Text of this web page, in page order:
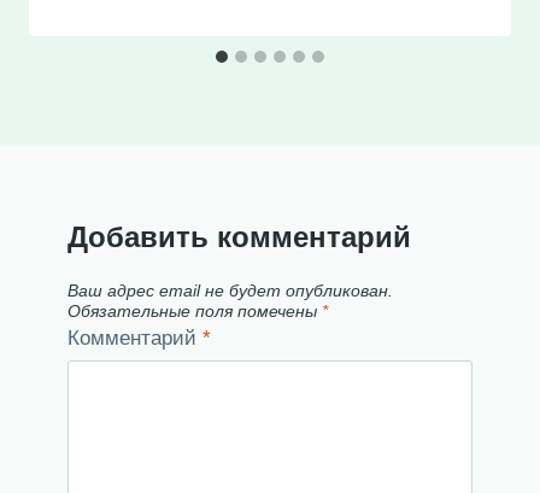
Добавить комментарий
Ваш адрес email не будет опубликован.
Обязательные поля помечены *
Комментарий *